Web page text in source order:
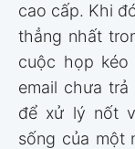
cao cấp. Khi
thẳng nhất
cuộc họp
email chưa
để xử lý nốt
sống của một